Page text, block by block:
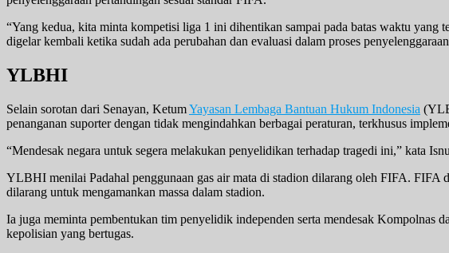
“Yang kedua, kita minta kompetisi liga 1 ini dihentikan sampai pada batas waktu yang
digelar kembali ketika sudah ada perubahan dan evaluasi dalam proses
YLBHI
Selain sorotan dari Senayan, KetumYayasan Lembaga Bantuan Hukum Indonesia
penanganan suporter dengan tidak mengindahkan berbagai peraturan, terkhusus
“Mendesak negara untuk segera melakukan penyelidikan terhadap tragedi ini,” kata
YLBHI menilai Padahal penggunaan gas air mata di stadion dilarang oleh FIFA. FIFA
dilarang untuk mengamankan massa dalam stadion.
Ia juga meminta pembentukan tim penyelidik independen serta mendesak
kepolisian yang bertugas.